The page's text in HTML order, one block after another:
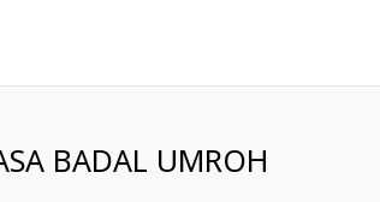
BADAL UMROH